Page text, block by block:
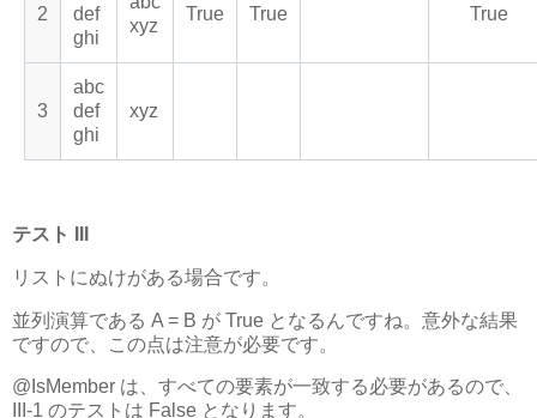
2
def
ghi
xyz
True True True
3
abc
def
ghi
xyz
テスト III
リストにぬけがある場合です。
並列演算である A = B が True となるんですね。意外な結果
ですので、この点は注意が必要です。
@IsMember は、すべての要素が一致する必要があるので、
III-1 のテストは False となります。